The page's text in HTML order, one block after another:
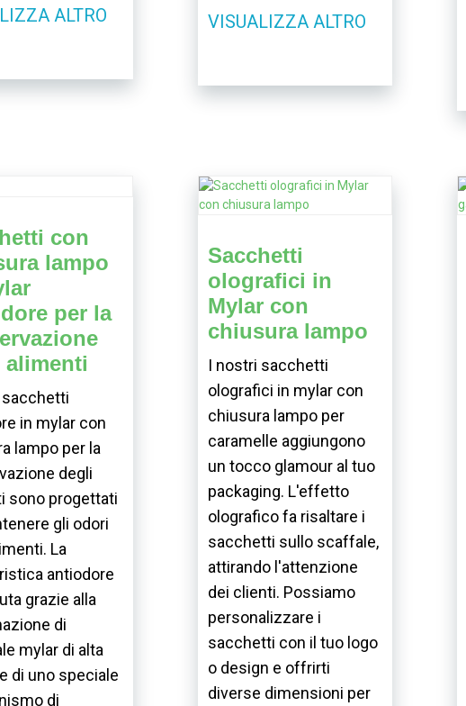
ALTRO VISUALIZZA ALTRO
con
lampo
per la
alimenti
in mylar con
lampo per la
degli
sono progettati
gli odori
La
antiodore
grazie alla
di
mylar di alta
di uno speciale
di
Sacchetti
olografici in
Mylar con
chiusura lampo
I nostri sacchetti
olografici in mylar con
chiusura lampo per
caramelle aggiungono
un tocco glamour al tuo
packaging. L'effetto
olografico fa risaltare i
sacchetti sullo scaffale,
attirando l'attenzione
dei clienti. Possiamo
personalizzare i
sacchetti con il tuo logo
o design e offrirti
diverse dimensioni per